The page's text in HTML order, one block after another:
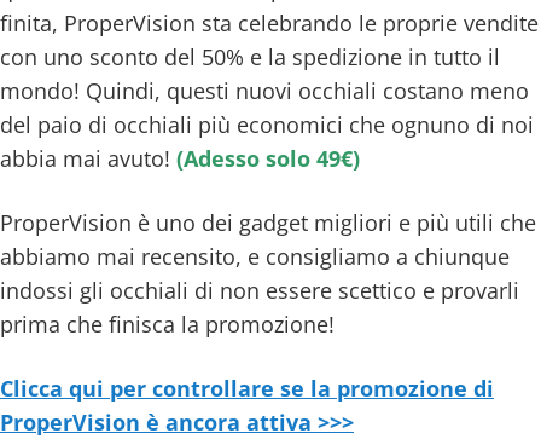
finita, ProperVision sta celebrando le proprie vendite
con uno sconto del 50% e la spedizione in tutto il
mondo! Quindi, questi nuovi occhiali costano meno
del paio di occhiali più economici che ognuno di noi
abbia mai avuto! (Adesso solo 49€)
ProperVision è uno dei gadget migliori e più utili che
abbiamo mai recensito, e consigliamo a chiunque
indossi gli occhiali di non essere scettico e provarli
prima che finisca la promozione!
Clicca qui per controllare se la promozione di
ProperVision è ancora attiva >>>